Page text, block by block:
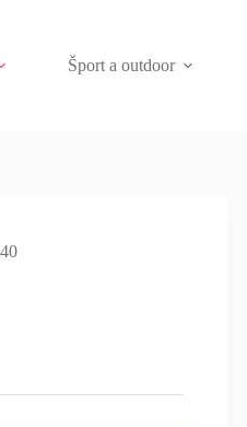
Šport a outdoor